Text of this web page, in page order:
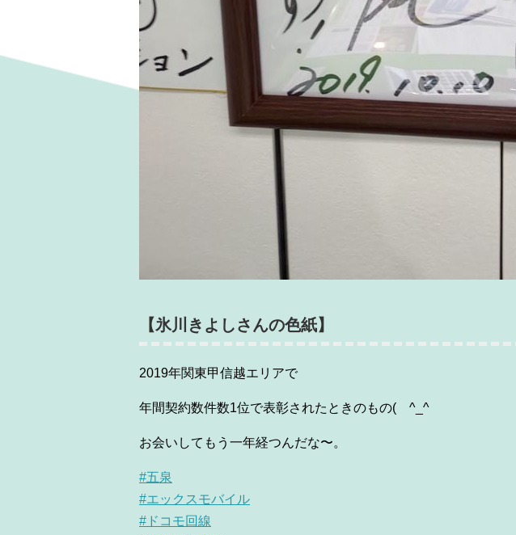
【氷川きよしさんの色紙】
2019年関東甲信越エリアで
年間契約数件数1位で表彰されたときのもの( ^_^
お会いしてもう一年経つんだな〜。
#五泉
#エックスモバイル
#ドコモ回線